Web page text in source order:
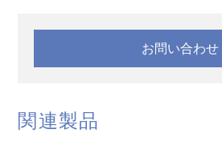
お問い合わせ
関連製品